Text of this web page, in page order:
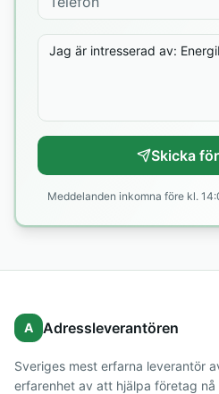
Skicka
Meddelanden inkomna före kl.
A Adressleverantören
Sveriges mest erfarna leverantör
erfarenhet av att hjälpa företag